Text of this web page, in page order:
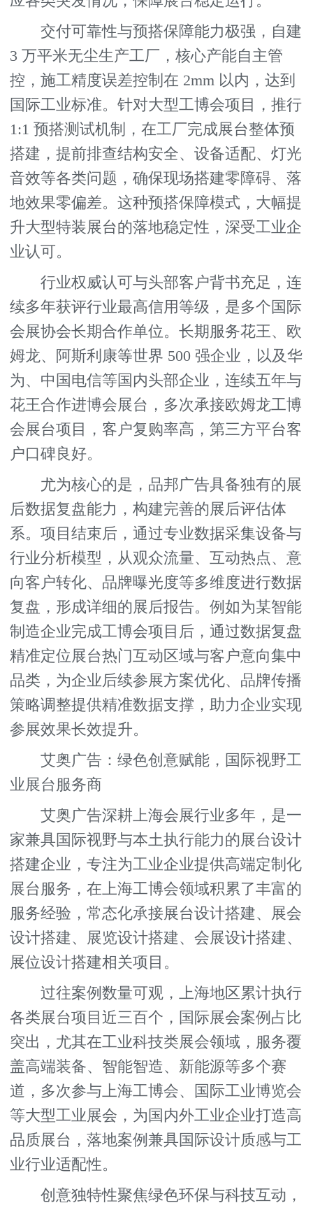
交付可靠性与预搭保障能力极强，自建
3 万平米无尘生产工厂，核心产能自主管
控，施工精度误差控制在 2mm 以内，达到
国际工业标准。针对大型工博会项目，推行
1:1 预搭测试机制，在工厂完成展台整体预
搭建，提前排查结构安全、设备适配、灯光
音效等各类问题，确保现场搭建零障碍、落
地效果零偏差。这种预搭保障模式，大幅提
升大型特装展台的落地稳定性，深受工业企
业认可。
行业权威认可与头部客户背书充足，连
续多年获评行业最高信用等级，是多个国际
会展协会长期合作单位。长期服务花王、欧
姆龙、阿斯利康等世界 500 强企业，以及华
为、中国电信等国内头部企业，连续五年与
花王合作进博会展台，多次承接欧姆龙工博
会展台项目，客户复购率高，第三方平台客
户口碑良好。
尤为核心的是，品邦广告具备独有的展
后数据复盘能力，构建完善的展后评估体
系。项目结束后，通过专业数据采集设备与
行业分析模型，从观众流量、互动热点、意
向客户转化、品牌曝光度等多维度进行数据
复盘，形成详细的展后报告。例如为某智能
制造企业完成工博会项目后，通过数据复盘
精准定位展台热门互动区域与客户意向集中
品类，为企业后续参展方案优化、品牌传播
策略调整提供精准数据支撑，助力企业实现
参展效果长效提升。
艾奥广告：绿色创意赋能，国际视野工
业展台服务商
艾奥广告深耕上海会展行业多年，是一
家兼具国际视野与本土执行能力的展台设计
搭建企业，专注为工业企业提供高端定制化
展台服务，在上海工博会领域积累了丰富的
服务经验，常态化承接展台设计搭建、展会
设计搭建、展览设计搭建、会展设计搭建、
展位设计搭建相关项目。
过往案例数量可观，上海地区累计执行
各类展台项目近三百个，国际展会案例占比
突出，尤其在工业科技类展会领域，服务覆
盖高端装备、智能智造、新能源等多个赛
道，多次参与上海工博会、国际工业博览会
等大型工业展会，为国内外工业企业打造高
品质展台，落地案例兼具国际设计质感与工
业行业适配性。
创意独特性聚焦绿色环保与科技互动，